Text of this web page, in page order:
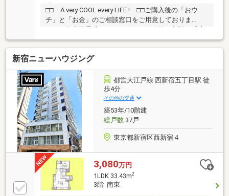
□□ A very COOL every LIFE ! □□ご購入後の「おウ
チ」と「お金」のご相談窓口をご用意しておりま
す！・金利上昇時のリスクヘッジ、借換え相談、繰上
返済のタイミング、各種保険の見直し・・・etc・おウ
チの設備保証や定期点検、駆け付けサービス・・・etc
まずはお気軽に現地をご覧下さいませ。物件の詳細に
ついて、ご見学希望のお客様は下記番号までお気軽に
ご連絡下さい。お問い合わせ専用フリーダイヤル ：０
１２０－１３５－００４
新宿ニューハウジング
都営大江戸線 西新宿五丁目駅 徒
歩4分
その他の交通
築53年/10階建
総戸数37戸
東京都新宿区西新宿４
3,080万円
1LDK 33.43m2
3階 南東